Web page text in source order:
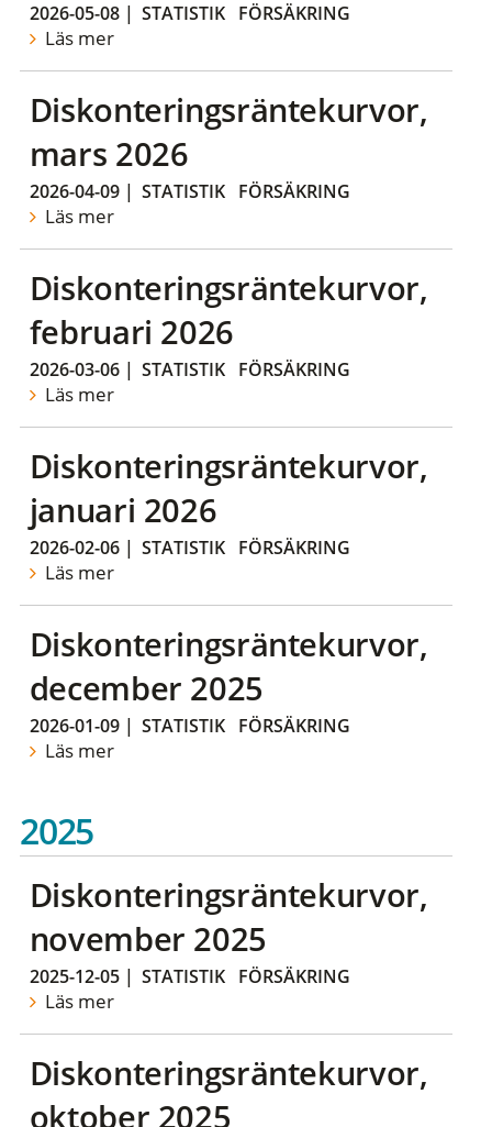
2026-05-08| STATISTIK FÖRSÄKRING
Läs mer
Diskonteringsräntekurvor,
mars 2026
2026-04-09| STATISTIK FÖRSÄKRING
Läs mer
Diskonteringsräntekurvor,
februari 2026
2026-03-06| STATISTIK FÖRSÄKRING
Läs mer
Diskonteringsräntekurvor,
januari 2026
2026-02-06| STATISTIK FÖRSÄKRING
Läs mer
Diskonteringsräntekurvor,
december 2025
2026-01-09| STATISTIK FÖRSÄKRING
Läs mer
2025
Diskonteringsräntekurvor,
november 2025
2025-12-05| STATISTIK FÖRSÄKRING
Läs mer
Diskonteringsräntekurvor,
oktober 2025